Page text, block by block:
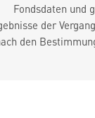
Fondsdaten und
der
den